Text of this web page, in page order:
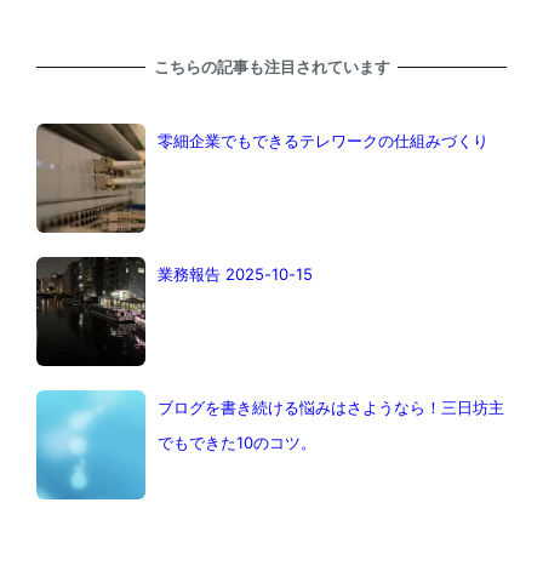
こちらの記事も注目されています
零細企業でもできるテレワークの仕組みづくり
業務報告 2025-10-15
ブログを書き続ける悩みはさようなら！三日坊主
でもできた10のコツ。